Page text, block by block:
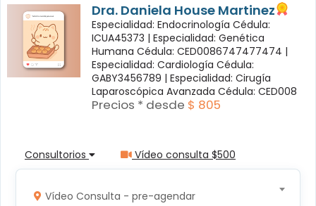
Dra. Daniela House Martinez
Especialidad: Endocrinología Cédula:
ICUA45373 | Especialidad: Genética
Humana Cédula: CED0086747477474 |
Especialidad: Cardiología Cédula:
GABY3456789 | Especialidad: Cirugía
Laparoscópica Avanzada Cédula: CED008
Precios * desde $ 805
Consultorios Vídeo consulta $500
Vídeo Consulta - pre-agendar